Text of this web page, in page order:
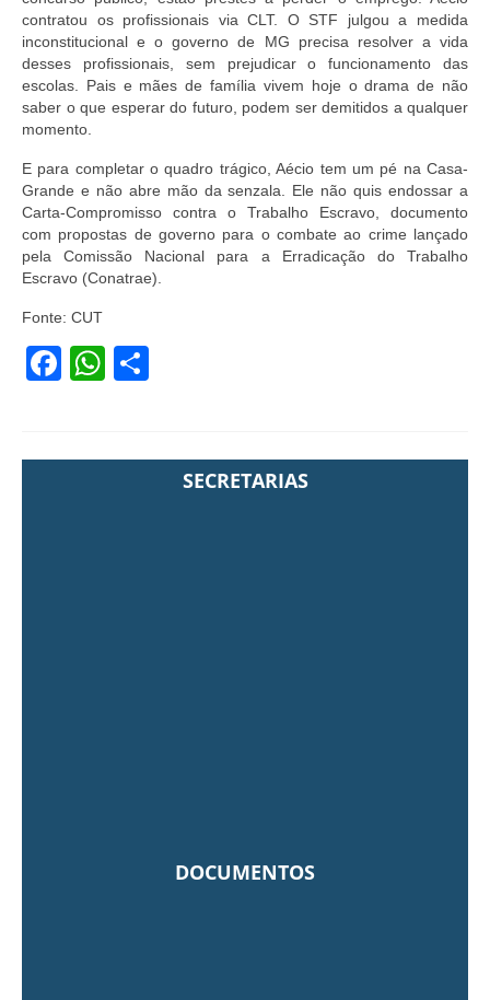
contratou os profissionais via CLT. O STF julgou a medida
inconstitucional e o governo de MG precisa resolver a vida
desses profissionais, sem prejudicar o funcionamento das
escolas. Pais e mães de família vivem hoje o drama de não
saber o que esperar do futuro, podem ser demitidos a qualquer
momento.
E para completar o quadro trágico, Aécio tem um pé na Casa-
Grande e não abre mão da senzala. Ele não quis endossar a
Carta-Compromisso contra o Trabalho Escravo, documento
com propostas de governo para o combate ao crime lançado
pela Comissão Nacional para a Erradicação do Trabalho
Escravo (Conatrae).
Fonte: CUT
Facebook
WhatsApp
SECRETARIAS
DOCUMENTOS